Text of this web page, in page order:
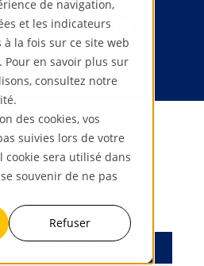
de navigation,
et les indicateurs
la fois sur ce site web
en savoir plus sur
consultez notre
des cookies, vos
suivies lors de votre
cookie sera utilisé dans
souvenir de ne pas
Refuser
d'évolution